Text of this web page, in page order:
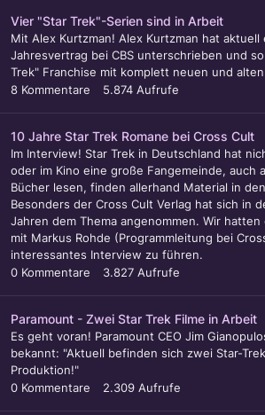
Vier "Star Trek"-Serien sind in Arbeit
Mit Alex Kurtzman! Alex Kurtzman hat aktuell
Jahresvertrag bei CBS unterschrieben und
Trek" Franchise mit komplett neuen und
8 Kommentare 5.874 Aufrufe
10 Jahre Star Trek Romane bei Cross Cult
Im Interview! Star Trek in Deutschland hat
oder im Kino eine große Fangemeinde, auch
Bücher lesen, finden allerhand Material in
Besonders der Cross Cult Verlag hat sich in
Jahren dem Thema angenommen. Wir hatten
mit Markus Rohde (Programmleitung bei
interessantes Interview zu führen.
0 Kommentare 3.827 Aufrufe
Paramount - Zwei Star Trek Filme in Arbeit
Es geht voran! Paramount CEO Jim
bekannt: "Aktuell befinden sich zwei Star-
Produktion!"
0 Kommentare 2.309 Aufrufe